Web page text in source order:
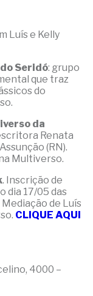
Luís e Kelly
Seridó: grupo
que traz
do
da
Renata
(RN).
Multiverso.
. Inscrição de
dia 17/05 das
Mediação de Luís
CLIQUE AQUI
4000 –